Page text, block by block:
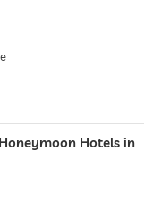
Hotels in